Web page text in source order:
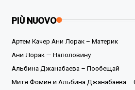
PIÙ NUOVO
Артем Качер Ани Лорак – Материк
Ани Лорак — Наполовину
Альбина Джанабаева – Пообещай
Митя Фомин и Альбина Джанабаева –